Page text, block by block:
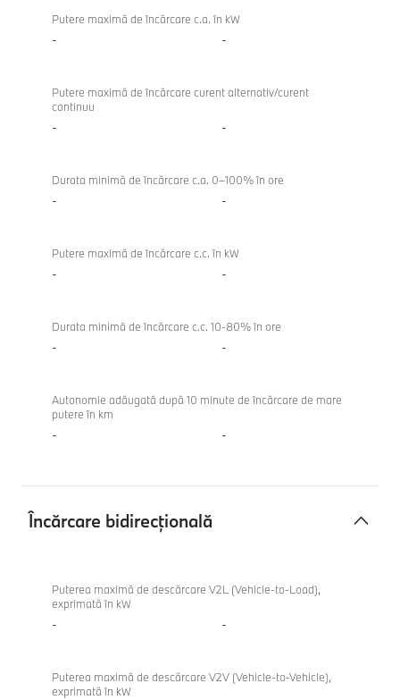
Putere maximă de încărcare c.a. în kW
- -
Putere maximă de încărcare curent alternativ/curent
continuu
- -
Durata minimă de încărcare c.a. 0–100% în ore
- -
Putere maximă de încărcare c.c. în kW
- -
Durata minimă de încărcare c.c. 10-80% în ore
- -
Autonomie adăugată după 10 minute de încărcare de mare
putere în km
- -
Încărcare bidirecțională
bidirecțională
Puterea maximă de descărcare V2L (Vehicle-to-Load),
exprimată în kW
- -
Puterea maximă de descărcare V2V (Vehicle-to-Vehicle),
exprimată în kW